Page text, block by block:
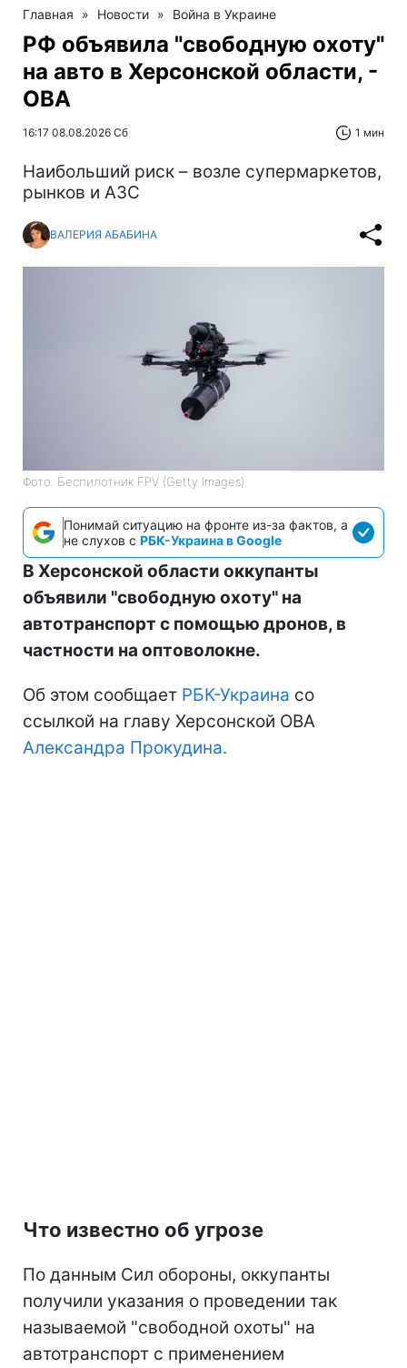
Главная » Новости » Война в Украине
РФ объявила "свободную охоту"
на авто в Херсонской области, -
ОВА
16:17 08.08.2026 Сб 1 мин
Наибольший риск – возле супермаркетов,
рынков и АЗС
ВАЛЕРИЯ АБАБИНА
Фото: Беспилотник FPV (Getty Images)
Понимай ситуацию на фронте из-за фактов, а
не слухов с РБК-Украина в Google
В Херсонской области оккупанты
объявили "свободную охоту" на
автотранспорт с помощью дронов, в
частности на оптоволокне.
Об этом сообщает РБК-Украина со
ссылкой на главу Херсонской ОВА
Александра Прокудина.
Что известно об угрозе
По данным Сил обороны, оккупанты
получили указания о проведении так
называемой "свободной охоты" на
автотранспорт с применением